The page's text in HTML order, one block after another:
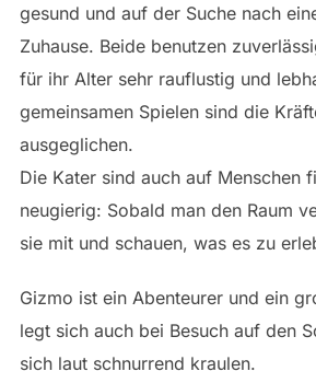
gesund und auf der Suche nach
Zuhause. Beide benutzen
für ihr Alter sehr rauflustig und
gemeinsamen Spielen sind die
ausgeglichen.
Die Kater sind auch auf Menschen
neugierig: Sobald man den Raum
sie mit und schauen, was es zu
Gizmo ist ein Abenteurer und ein
legt sich auch bei Besuch auf den
sich laut schnurrend kraulen.